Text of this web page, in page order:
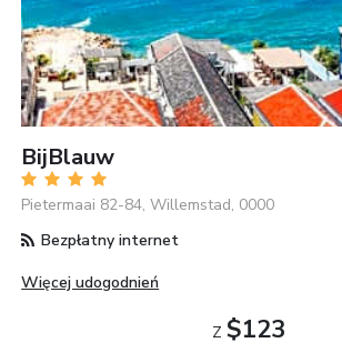
BijBlauw
Pietermaai 82-84, Willemstad, 0000
Bezpłatny internet
Więcej udogodnień
Z $123